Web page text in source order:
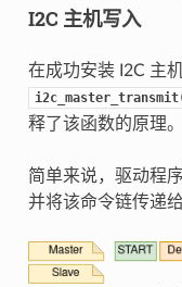
I2C 主机写入
在成功安装 I2C 主
释了该函数的原理。
简单来说，驱动程
并将该命令链传递